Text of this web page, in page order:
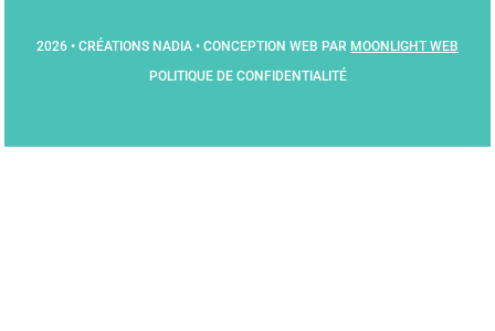
2026 • CRÉATIONS NADIA • CONCEPTION WEB PAR MOONLIGHT WEB
POLITIQUE DE CONFIDENTIALITÉ